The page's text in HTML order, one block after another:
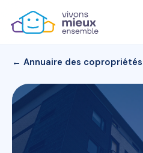
← Annuaire des copropriétés